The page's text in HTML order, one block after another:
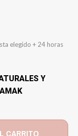
elegido + 24 horas
Y
CARRITO